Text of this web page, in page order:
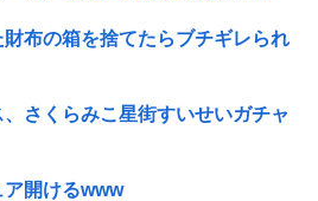
布の箱を捨てたらブチギレられ
さくらみこ星街すいせいガチャ
開けるwww